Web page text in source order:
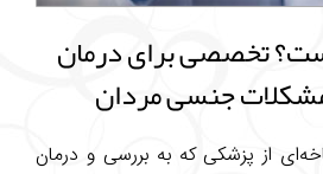
تخصصی برای درمان
مشکلات جنسی مردان
از پزشکی که به بررسی و درمان